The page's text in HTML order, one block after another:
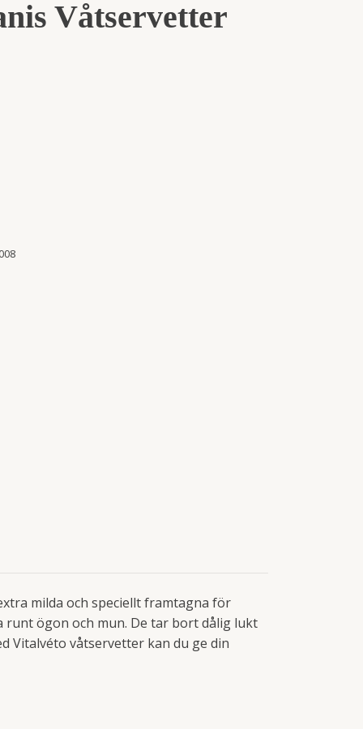
Våtservetter
milda och speciellt framtagna för
runt ögon och mun. De tar bort dålig lukt
Vitalvéto våtservetter kan du ge din